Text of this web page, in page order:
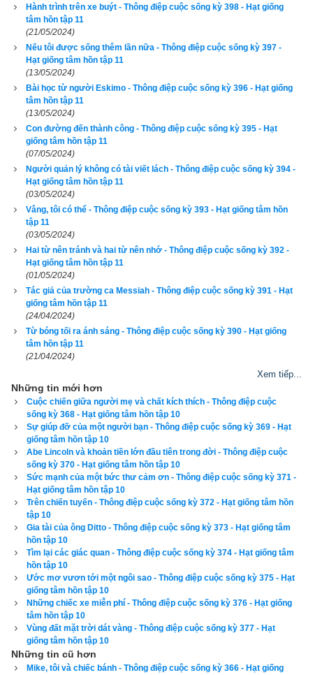
Lịch vạn niên - Chọn giờ tốt ngày đẹp
Ngày cần xem
Ngày khởi sự (DL)
Giờ khởi sự
Xem ngày
Tác giả bài viết:
Nguồn tin:Trích từ cuốn Sách Hạt giống tâm hồn tập 10
Hành trình trên xe buýt - Thông điệp cuộc sống kỳ 398 - Hạt giống
tâm hồn tập 11
(21/05/2024)
Nếu tôi được sống thêm lần nữa - Thông điệp cuộc sống kỳ 397 -
Hạt giống tâm hồn tập 11
(13/05/2024)
Bài học từ người Eskimo - Thông điệp cuộc sống kỳ 396 - Hạt giống
tâm hồn tập 11
(13/05/2024)
Con đường đến thành công - Thông điệp cuộc sống kỳ 395 - Hạt
giống tâm hồn tập 11
(07/05/2024)
Người quản lý không có tài viết lách - Thông điệp cuộc sống kỳ 394 -
Hạt giống tâm hồn tập 11
(03/05/2024)
Vâng, tôi có thể - Thông điệp cuộc sống kỳ 393 - Hạt giống tâm hồn
tập 11
(03/05/2024)
Hai từ nên tránh và hai từ nên nhớ - Thông điệp cuộc sống kỳ 392 -
Hạt giống tâm hồn tập 11
(01/05/2024)
Tác giả của trường ca Messiah - Thông điệp cuộc sống kỳ 391 - Hạt
giống tâm hồn tập 11
(24/04/2024)
Từ bóng tối ra ánh sáng - Thông điệp cuộc sống kỳ 390 - Hạt giống
tâm hồn tập 11
(21/04/2024)
Xem tiếp...
Những tin mới hơn
Cuộc chiến giữa người mẹ và chất kích thích - Thông điệp cuộc
sống kỳ 368 - Hạt giống tâm hồn tập 10
Sự giúp đỡ của một người bạn - Thông điệp cuộc sống kỳ 369 - Hạt
giống tâm hồn tập 10
Abe Lincoln và khoản tiền lớn đầu tiên trong đời - Thông điệp cuộc
sống kỳ 370 - Hạt giống tâm hồn tập 10
Sức mạnh của một bức thư cảm ơn - Thông điệp cuộc sống kỳ 371 -
Hạt giống tâm hồn tập 10
Trên chiến tuyến - Thông điệp cuộc sống kỳ 372 - Hạt giống tâm hồn
tập 10
Gia tài của ông Ditto - Thông điệp cuộc sống kỳ 373 - Hạt giống tâm
hồn tập 10
Tìm lại các giác quan - Thông điệp cuộc sống kỳ 374 - Hạt giống tâm
hồn tập 10
Ước mơ vươn tới một ngôi sao - Thông điệp cuộc sống kỳ 375 - Hạt
giống tâm hồn tập 10
Những chiếc xe miễn phí - Thông điệp cuộc sống kỳ 376 - Hạt giống
tâm hồn tập 10
Vùng đất mặt trời dát vàng - Thông điệp cuộc sống kỳ 377 - Hạt
giống tâm hồn tập 10
Những tin cũ hơn
Mike, tôi và chiếc bánh - Thông điệp cuộc sống kỳ 366 - Hạt giống